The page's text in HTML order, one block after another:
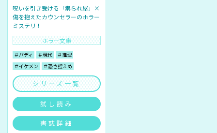
呪いを引き受ける「祟られ屋」×
傷を抱えたカウンセラーのホラー
ミステリ！
ホラー文庫
＃バディ ＃現代
＃推理
＃イケメン
＃恐さ控えめ
シリーズ一覧
試し読み
書誌詳細